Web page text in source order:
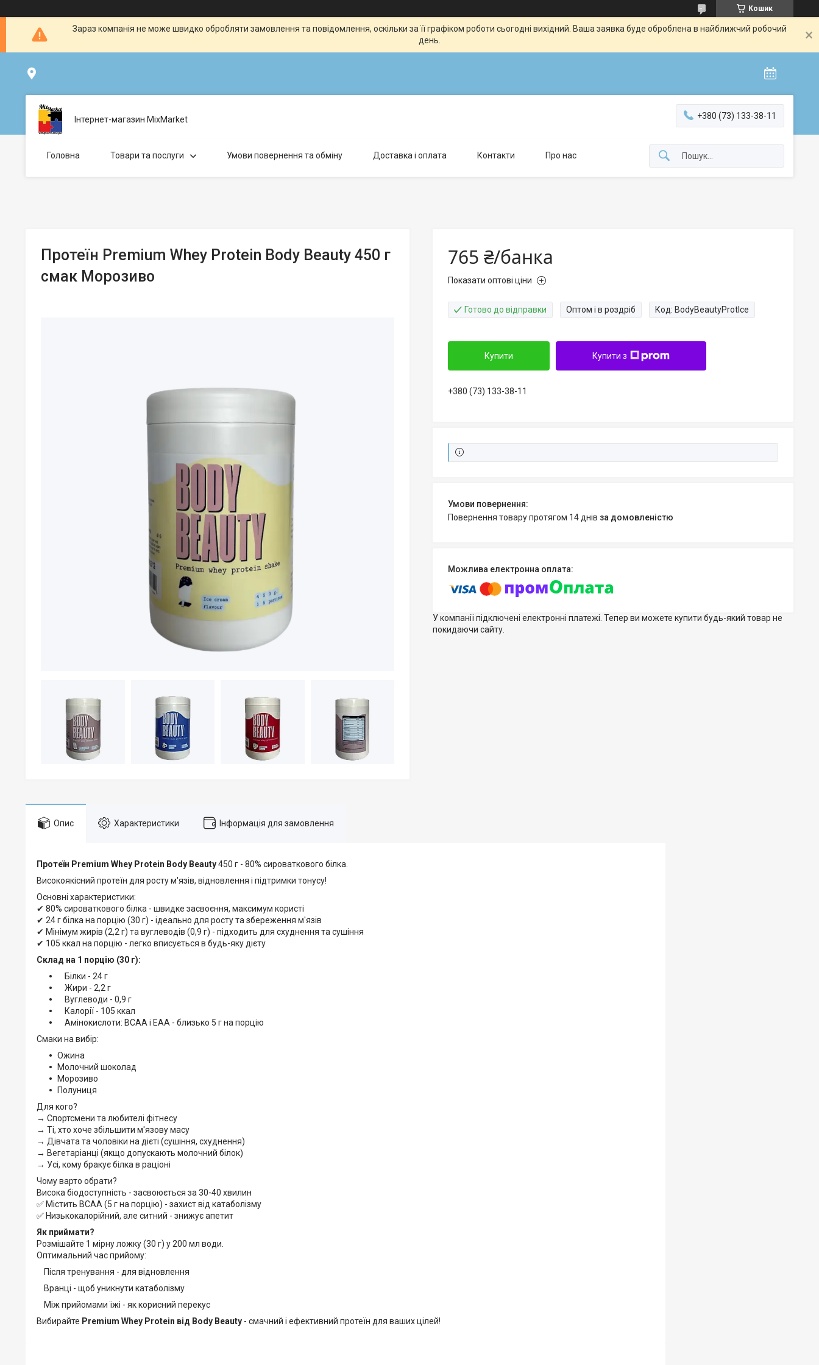
Кошик
Зараз компанія не може швидко обробляти замовлення та повідомлення, оскільки за її графіком роботи сьогодні вихідний. Ваша заявка буде оброблена в найближчий робочий
день.
Інтернет-магазин MixMarket +380 (73) 133-38-11
Головна Товари та послуги Умови повернення та обміну Доставка і оплата Контакти Про нас
Протеїн Premium Whey Protein Body Beauty 450 г
смак Морозиво
765 ₴/банка
Показати оптові ціни
Готово до відправки Оптом і в роздріб Код: BodyBeautyProtIce
Купити Купити з
+380 (73) 133-38-11
повернення товару протягом 14 днів за домовленістю
У компанії підключені електронні платежі. Тепер ви можете купити будь-який товар не
покидаючи сайту.
Опис Характеристики Інформація для замовлення
Протеїн Premium Whey Protein Body Beauty450 г - 80% сироваткового білка.
Високоякісний протеїн для росту м'язів, відновлення і підтримки тонусу!
Основні характеристики:
✔ 80% сироваткового білка - швидке засвоєння, максимум користі
✔ 24 г білка на порцію (30 г) - ідеально для росту та збереження м'язів
✔ Мінімум жирів (2,2 г) та вуглеводів (0,9 г) - підходить для схуднення та сушіння
✔ 105 ккал на порцію - легко вписується в будь-яку дієту
Склад на 1 порцію (30 г):
Білки - 24 г
Жири - 2,2 г
Вуглеводи - 0,9 г
Калорії - 105 ккал
Амінокислоти: BCAA і EAA - близько 5 г на порцію
Смаки на вибір:
Ожина
Молочний шоколад
Морозиво
Полуниця
Для кого?
→ Спортсмени та любителі фітнесу
→ Ті, хто хоче збільшити м'язову масу
→ Дівчата та чоловіки на дієті (сушіння, схуднення)
→ Вегетаріанці (якщо допускають молочний білок)
→ Усі, кому бракує білка в раціоні
Чому варто обрати?
Висока біодоступність - засвоюється за 30-40 хвилин
✅ Містить BCAA (5 г на порцію) - захист від катаболізму
✅ Низькокалорійний, але ситний - знижує апетит
Як приймати?
Розмішайте 1 мірну ложку (30 г) у 200 мл води.
Оптимальний час прийому:
Після тренування - для відновлення
Вранці - щоб уникнути катаболізму
Між прийомами їжі - як корисний перекус
Вибирайте Premium Whey Protein від Body Beauty - смачний і ефективний протеїн для ваших цілей!